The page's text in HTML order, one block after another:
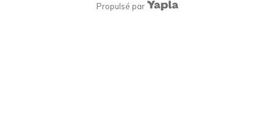
Propulsé par